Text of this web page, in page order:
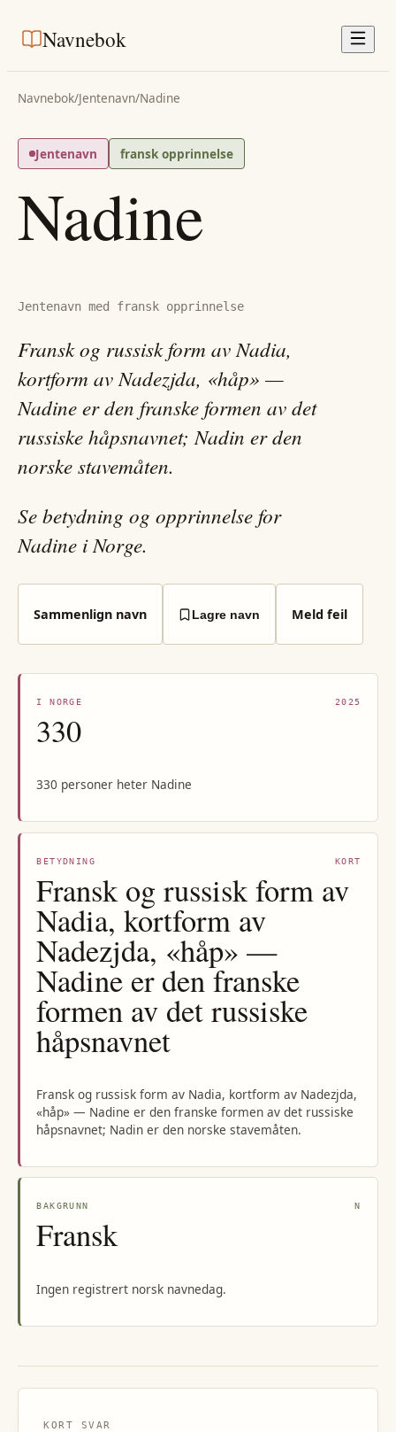
Navnebok
Navnebok/Jentenavn/Nadine
Jentenavn fransk opprinnelse
Nadine
Jentenavn med fransk opprinnelse
Fransk og russisk form av Nadia,
kortform av Nadezjda, «håp» —
Nadine er den franske formen av det
russiske håpsnavnet; Nadin er den
norske stavemåten.
Se betydning og opprinnelse for
Nadine i Norge.
Sammenlign navn Lagre navn Meld feil
I NORGE 2025
330
330 personer heter Nadine
BETYDNING KORT
Fransk og russisk form av
Nadia, kortform av
Nadezjda, «håp» —
Nadine er den franske
formen av det russiske
håpsnavnet
Fransk og russisk form av Nadia, kortform av Nadezjda,
«håp» — Nadine er den franske formen av det russiske
håpsnavnet; Nadin er den norske stavemåten.
BAKGRUNN N
Fransk
Ingen registrert norsk navnedag.
KORT SVAR